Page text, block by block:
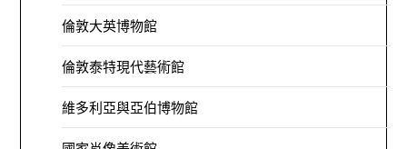
倫敦大英博物館
倫敦泰特現代藝術館
維多利亞與亞伯博物館